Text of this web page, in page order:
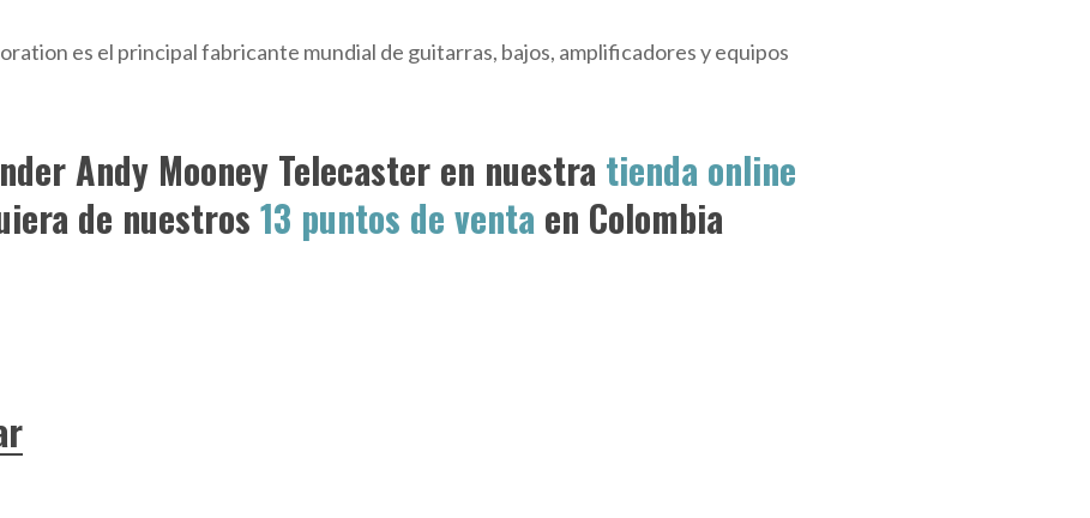
es el principal fabricante mundial de guitarras, bajos, amplificadores y equipos
Andy Mooney Telecaster en nuestra tienda online
de nuestros13 puntos de venta en Colombia